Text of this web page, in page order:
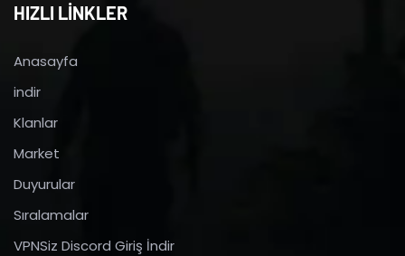
HIZLI LİNKLER
Anasayfa
indir
Klanlar
Market
Duyurular
Sıralamalar
VPNSiz Discord Giriş İndir